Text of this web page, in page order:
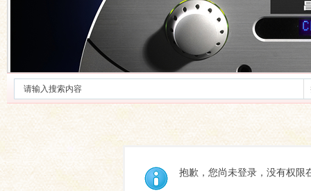
抱歉，您尚未登录，没有权限